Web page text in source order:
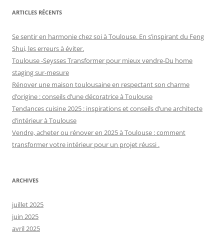
ARTICLES RÉCENTS
Se sentir en harmonie chez soi à Toulouse. En s’inspirant du Feng
Shui, les erreurs à éviter.
Toulouse -Seysses Transformer pour mieux vendre-Du home
staging sur-mesure
Rénover une maison toulousaine en respectant son charme
d’origine : conseils d’une décoratrice à Toulouse
Tendances cuisine 2025 : inspirations et conseils d’une architecte
d’intérieur à Toulouse
Vendre, acheter ou rénover en 2025 à Toulouse : comment
transformer votre intérieur pour un projet réussi .
ARCHIVES
juillet 2025
juin 2025
avril 2025